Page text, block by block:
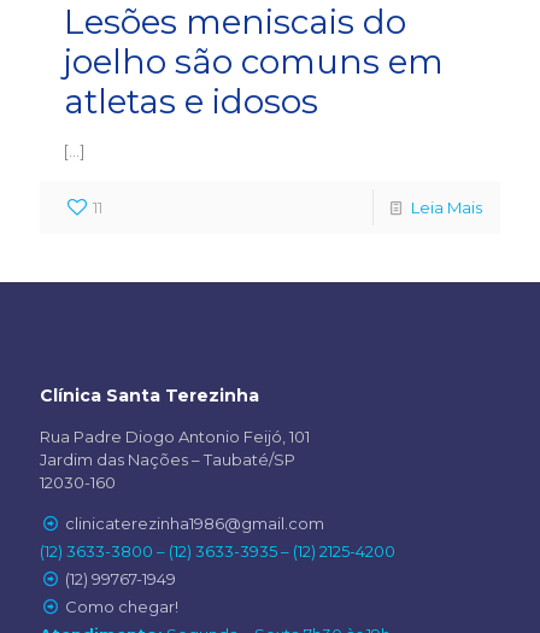
Lesões meniscais do
joelho são comuns em
atletas e idosos
[…]
11 Leia Mais
Clínica Santa Terezinha
Rua Padre Diogo Antonio Feijó, 101
Jardim das Nações – Taubaté/SP
12030-160
clinicaterezinha1986@gmail.com
(12) 3633-3800 – (12) 3633-3935 – (12) 2125-4200
(12) 99767-1949
Como chegar!